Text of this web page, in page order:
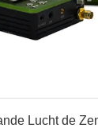
Lucht de